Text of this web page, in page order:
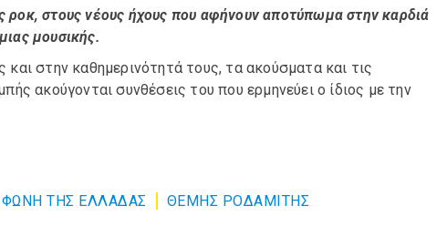
στους νέους ήχους που αφήνουν αποτύπωμα στην καρδιά
μουσικής.
στην καθημερινότητά τους, τα ακούσματα και τις
ακούγονται συνθέσεις του που ερμηνεύει ο ίδιος με την
ΤΗΣ ΕΛΛΑΔΑΣ
ΘΕΜΗΣ ΡΟΔΑΜΙΤΗΣ